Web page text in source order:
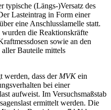
typische (Längs-)Versatz des
Lasteintrag in Form einer
eine Anschlusslamelle statt.
die Reaktionskräfte
sowie an den
Bauteile mittels
werden, dass der MVKein
bei einer
aufweist. Im Versuchsmaßstab
ermittelt werden. Die